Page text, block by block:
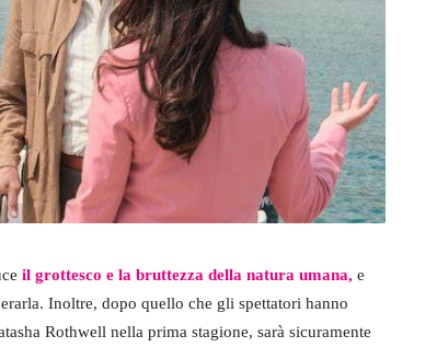
il grottesco e la bruttezza della natura umana, e
Inoltre, dopo quello che gli spettatori hanno
Rothwell nella prima stagione, sarà sicuramente